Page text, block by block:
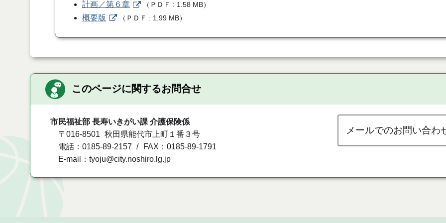
計画／第６章 （ ＰＤＦ 1.58 MB）
概要版 （ ＰＤＦ 1.99 MB）
このページに関するお問合せ
市民福祉部 長寿いきがい課 介護保険係
〒016-8501
秋田県能代市上町１番３号
電話：0185-89-2157
FAX：0185-89-1791
E-mail：tyoju@city.noshiro.lg.jp
メールでのお問い合わ